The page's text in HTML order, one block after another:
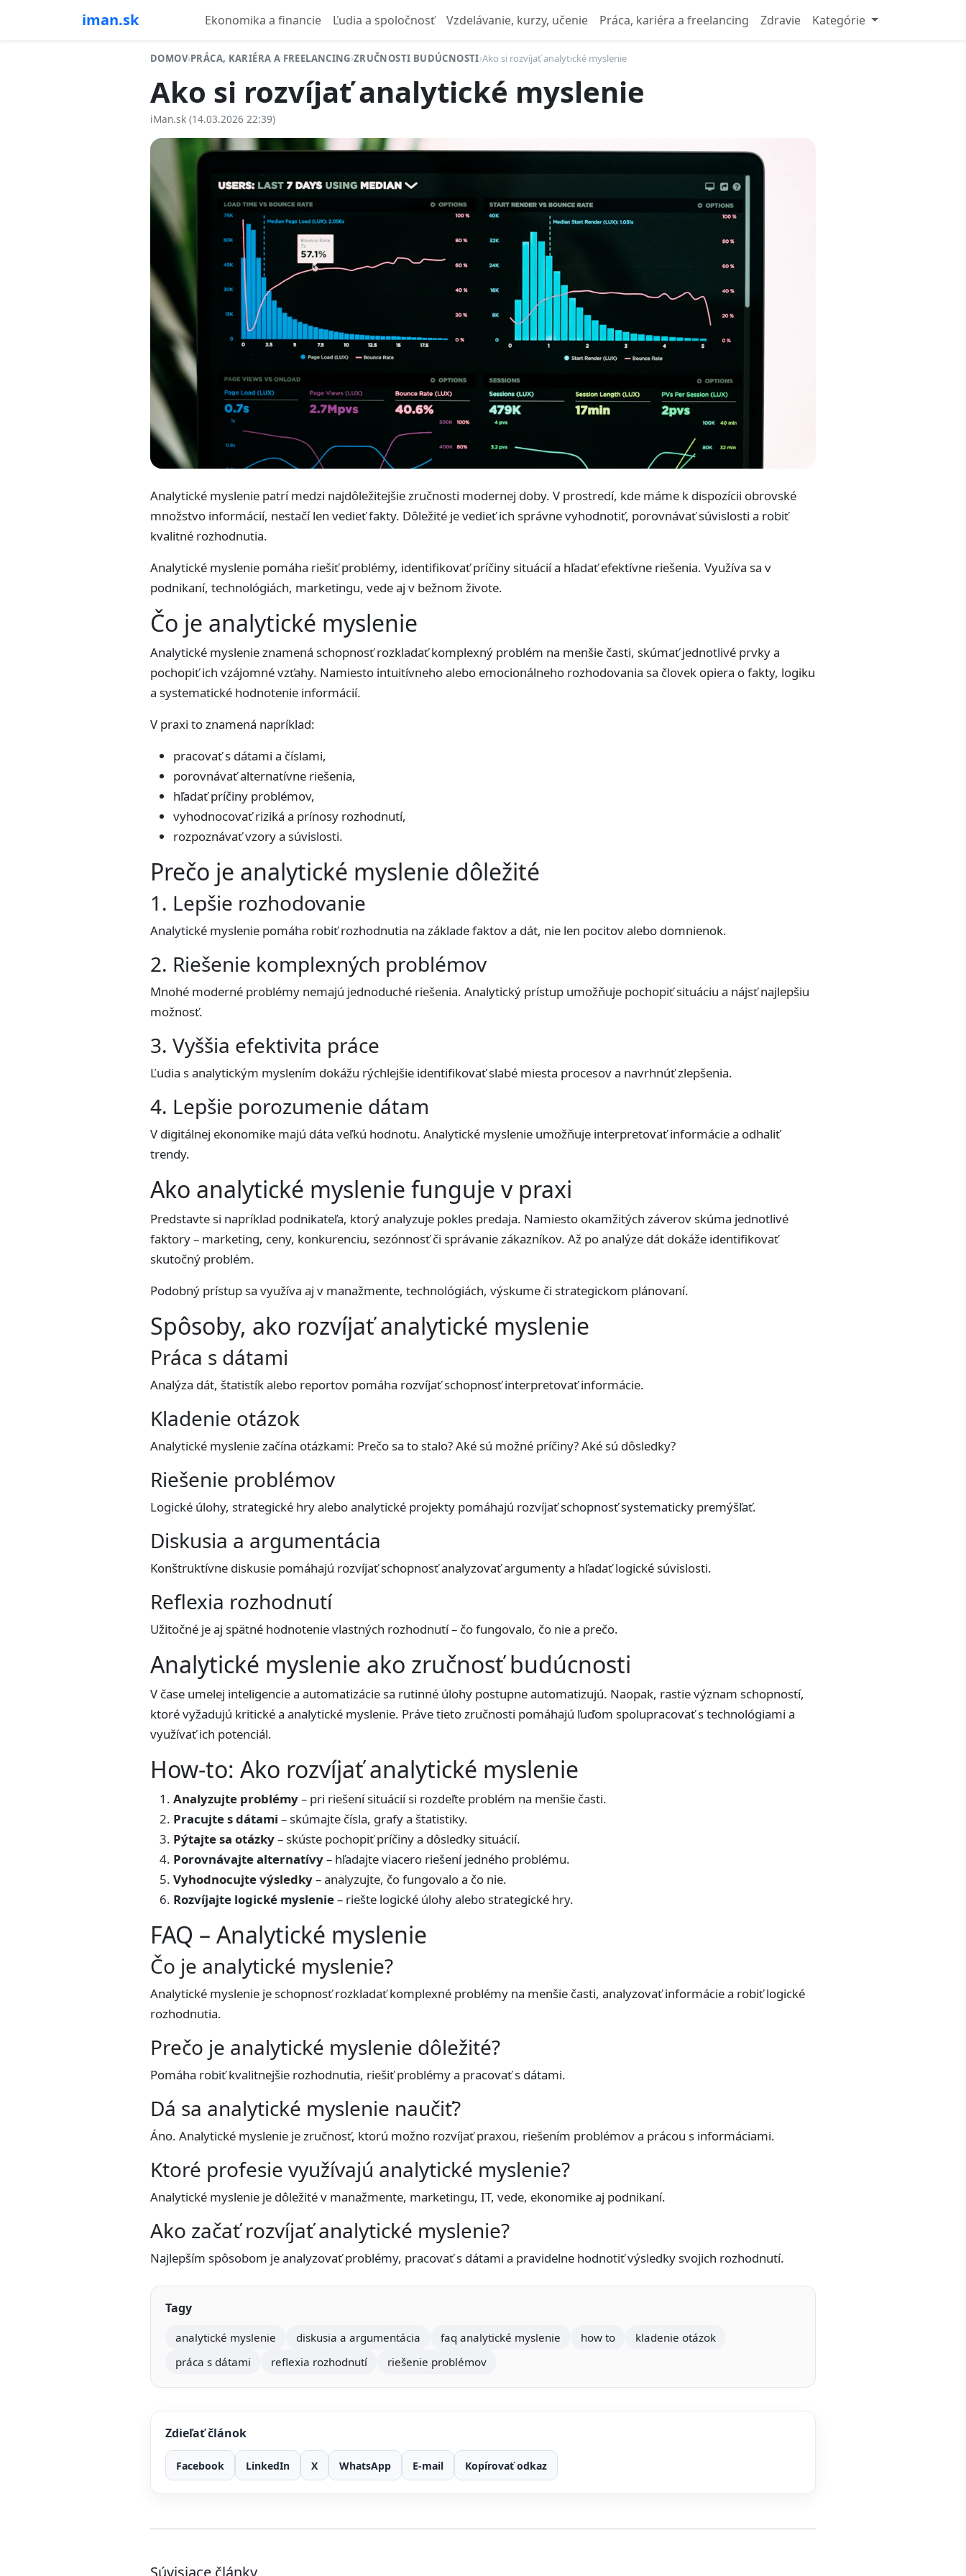
iman.sk Ekonomika a financie Ľudia a spoločnosť Vzdelávanie, kurzy, učenie Práca, kariéra a freelancing Zdravie Kategórie
DOMOV›PRÁCA, KARIÉRA A FREELANCING›ZRUČNOSTI BUDÚCNOSTI›Ako si rozvíjať analytické myslenie
Ako si rozvíjať analytické myslenie
iMan.sk (14.03.2026 22:39)
Analytické myslenie patrí medzi najdôležitejšie zručnosti modernej doby. V prostredí, kde máme k dispozícii obrovské
množstvo informácií, nestačí len vedieť fakty. Dôležité je vedieť ich správne vyhodnotiť, porovnávať súvislosti a robiť
kvalitné rozhodnutia.
Analytické myslenie pomáha riešiť problémy, identifikovať príčiny situácií a hľadať efektívne riešenia. Využíva sa v
podnikaní, technológiách, marketingu, vede aj v bežnom živote.
Čo je analytické myslenie
Analytické myslenie znamená schopnosť rozkladať komplexný problém na menšie časti, skúmať jednotlivé prvky a
pochopiť ich vzájomné vzťahy. Namiesto intuitívneho alebo emocionálneho rozhodovania sa človek opiera o fakty, logiku
a systematické hodnotenie informácií.
V praxi to znamená napríklad:
pracovať s dátami a číslami,
porovnávať alternatívne riešenia,
hľadať príčiny problémov,
vyhodnocovať riziká a prínosy rozhodnutí,
rozpoznávať vzory a súvislosti.
Prečo je analytické myslenie dôležité
1. Lepšie rozhodovanie
Analytické myslenie pomáha robiť rozhodnutia na základe faktov a dát, nie len pocitov alebo domnienok.
2. Riešenie komplexných problémov
Mnohé moderné problémy nemajú jednoduché riešenia. Analytický prístup umožňuje pochopiť situáciu a nájsť najlepšiu
možnosť.
3. Vyššia efektivita práce
Ľudia s analytickým myslením dokážu rýchlejšie identifikovať slabé miesta procesov a navrhnúť zlepšenia.
4. Lepšie porozumenie dátam
V digitálnej ekonomike majú dáta veľkú hodnotu. Analytické myslenie umožňuje interpretovať informácie a odhaliť
trendy.
Ako analytické myslenie funguje v praxi
Predstavte si napríklad podnikateľa, ktorý analyzuje pokles predaja. Namiesto okamžitých záverov skúma jednotlivé
faktory – marketing, ceny, konkurenciu, sezónnosť či správanie zákazníkov. Až po analýze dát dokáže identifikovať
skutočný problém.
Podobný prístup sa využíva aj v manažmente, technológiách, výskume či strategickom plánovaní.
Spôsoby, ako rozvíjať analytické myslenie
Práca s dátami
Analýza dát, štatistík alebo reportov pomáha rozvíjať schopnosť interpretovať informácie.
Kladenie otázok
Analytické myslenie začína otázkami: Prečo sa to stalo? Aké sú možné príčiny? Aké sú dôsledky?
Riešenie problémov
Logické úlohy, strategické hry alebo analytické projekty pomáhajú rozvíjať schopnosť systematicky premýšľať.
Diskusia a argumentácia
Konštruktívne diskusie pomáhajú rozvíjať schopnosť analyzovať argumenty a hľadať logické súvislosti.
Reflexia rozhodnutí
Užitočné je aj spätné hodnotenie vlastných rozhodnutí – čo fungovalo, čo nie a prečo.
Analytické myslenie ako zručnosť budúcnosti
V čase umelej inteligencie a automatizácie sa rutinné úlohy postupne automatizujú. Naopak, rastie význam schopností,
ktoré vyžadujú kritické a analytické myslenie. Práve tieto zručnosti pomáhajú ľuďom spolupracovať s technológiami a
využívať ich potenciál.
How-to: Ako rozvíjať analytické myslenie
Analyzujte problémy– pri riešení situácií si rozdeľte problém na menšie časti.
Pracujte s dátami – skúmajte čísla, grafy a štatistiky.
Pýtajte sa otázky– skúste pochopiť príčiny a dôsledky situácií.
Porovnávajte alternatívy– hľadajte viacero riešení jedného problému.
Vyhodnocujte výsledky– analyzujte, čo fungovalo a čo nie.
Rozvíjajte logické myslenie– riešte logické úlohy alebo strategické hry.
FAQ – Analytické myslenie
Čo je analytické myslenie?
Analytické myslenie je schopnosť rozkladať komplexné problémy na menšie časti, analyzovať informácie a robiť logické
rozhodnutia.
Prečo je analytické myslenie dôležité?
Pomáha robiť kvalitnejšie rozhodnutia, riešiť problémy a pracovať s dátami.
Dá sa analytické myslenie naučiť?
Áno. Analytické myslenie je zručnosť, ktorú možno rozvíjať praxou, riešením problémov a prácou s informáciami.
Ktoré profesie využívajú analytické myslenie?
Analytické myslenie je dôležité v manažmente, marketingu, IT, vede, ekonomike aj podnikaní.
Ako začať rozvíjať analytické myslenie?
Najlepším spôsobom je analyzovať problémy, pracovať s dátami a pravidelne hodnotiť výsledky svojich rozhodnutí.
Tagy
analytické myslenie diskusia a argumentácia faq analytické myslenie how to
kladenie otázok
práca s dátami
reflexia rozhodnutí riešenie problémov
Zdieľať článok
Facebook LinkedIn X WhatsApp E-mail Kopírovať odkaz
Súvisiace články